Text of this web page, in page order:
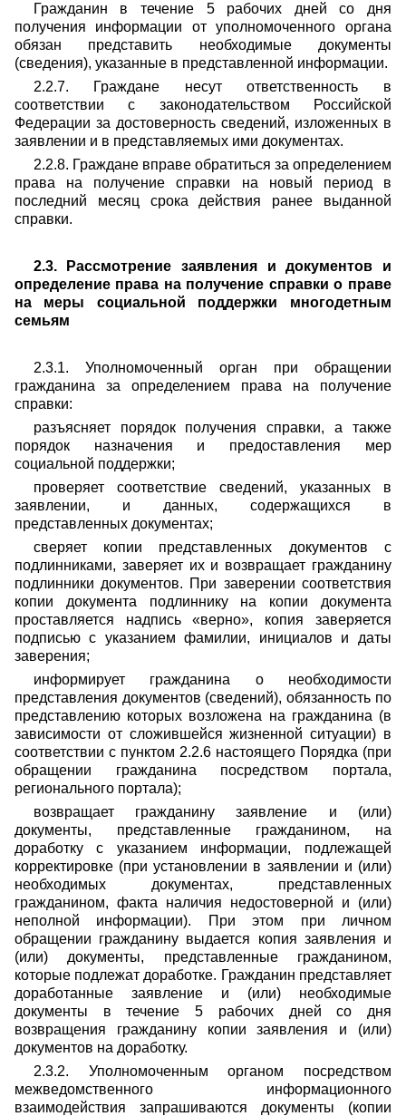
Гражданин в течение 5 рабочих дней со дня
получения информации от уполномоченного органа
обязан представить необходимые документы
(сведения), указанные в представленной информации.
2.2.7. Граждане несут ответственность в
соответствии с законодательством Российской
Федерации за достоверность сведений, изложенных в
заявлении и в представляемых ими документах.
2.2.8. Граждане вправе обратиться за определением
права на получение справки на новый период в
последний месяц срока действия ранее выданной
справки.
2.3. Рассмотрение заявления и документов и
определение права на получение справки о праве
на меры социальной поддержки многодетным
семьям
2.3.1. Уполномоченный орган при обращении
гражданина за определением права на получение
справки:
разъясняет порядок получения справки, а также
порядок назначения и предоставления мер
социальной поддержки;
проверяет соответствие сведений, указанных в
заявлении, и данных, содержащихся в
представленных документах;
сверяет копии представленных документов с
подлинниками, заверяет их и возвращает гражданину
подлинники документов. При заверении соответствия
копии документа подлиннику на копии документа
проставляется надпись «верно», копия заверяется
подписью с указанием фамилии, инициалов и даты
заверения;
информирует гражданина о необходимости
представления документов (сведений), обязанность по
представлению которых возложена на гражданина (в
зависимости от сложившейся жизненной ситуации) в
соответствии с пунктом 2.2.6 настоящего Порядка (при
обращении гражданина посредством портала,
регионального портала);
возвращает гражданину заявление и (или)
документы, представленные гражданином, на
доработку с указанием информации, подлежащей
корректировке (при установлении в заявлении и (или)
необходимых документах, представленных
гражданином, факта наличия недостоверной и (или)
неполной информации). При этом при личном
обращении гражданину выдается копия заявления и
(или) документы, представленные гражданином,
которые подлежат доработке. Гражданин представляет
доработанные заявление и (или) необходимые
документы в течение 5 рабочих дней со дня
возвращения гражданину копии заявления и (или)
документов на доработку.
2.3.2. Уполномоченным органом посредством
межведомственного информационного
взаимодействия запрашиваются документы (копии